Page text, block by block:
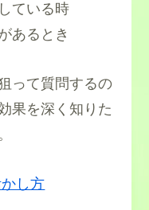
ている時
あるとき
って質問するの
果を深く知りた
し方